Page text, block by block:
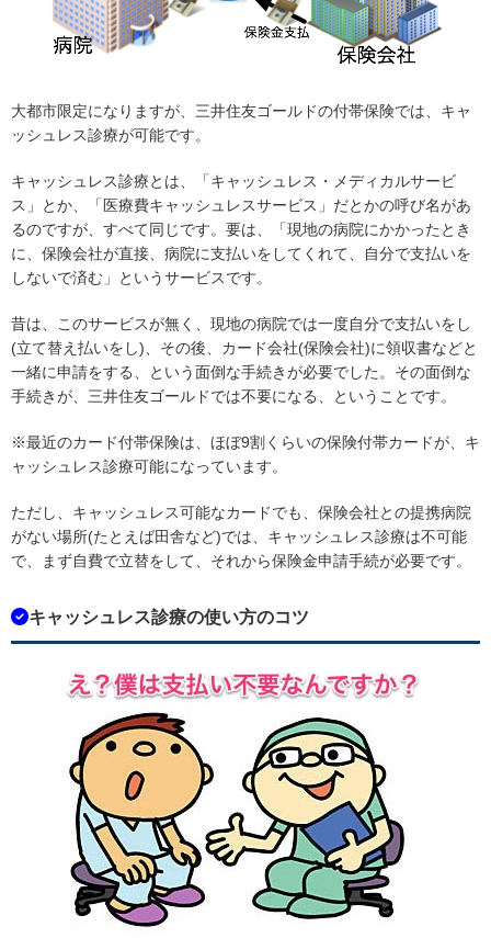
大都市限定になりますが、三井住友ゴールドの付帯保険では、キャ
ッシュレス診療が可能です。
キャッシュレス診療とは、「キャッシュレス・メディカルサービ
ス」とか、「医療費キャッシュレスサービス」だとかの呼び名があ
るのですが、すべて同じです。要は、「現地の病院にかかったとき
に、保険会社が直接、病院に支払いをしてくれて、自分で支払いを
しないで済む」というサービスです。
昔は、このサービスが無く、現地の病院では一度自分で支払いをし
(立て替え払いをし)、その後、カード会社(保険会社)に領収書などと
一緒に申請をする、という面倒な手続きが必要でした。その面倒な
手続きが、三井住友ゴールドでは不要になる、ということです。
※最近のカード付帯保険は、ほぼ9割くらいの保険付帯カードが、キ
ャッシュレス診療可能になっています。
ただし、キャッシュレス可能なカードでも、保険会社との提携病院
がない場所(たとえば田舎など)では、キャッシュレス診療は不可能
で、まず自費で立替をして、それから保険金申請手続が必要です。
キャッシュレス診療の使い方のコツ